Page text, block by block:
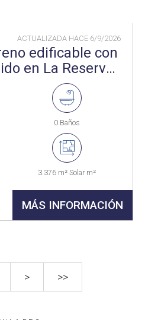
ACTUALIZADA HACE 6/9/2026
edificable con
en La Reserva
0 Baños
3.376 m² Solar m²
MÁS INFORMACIÓN
> >>